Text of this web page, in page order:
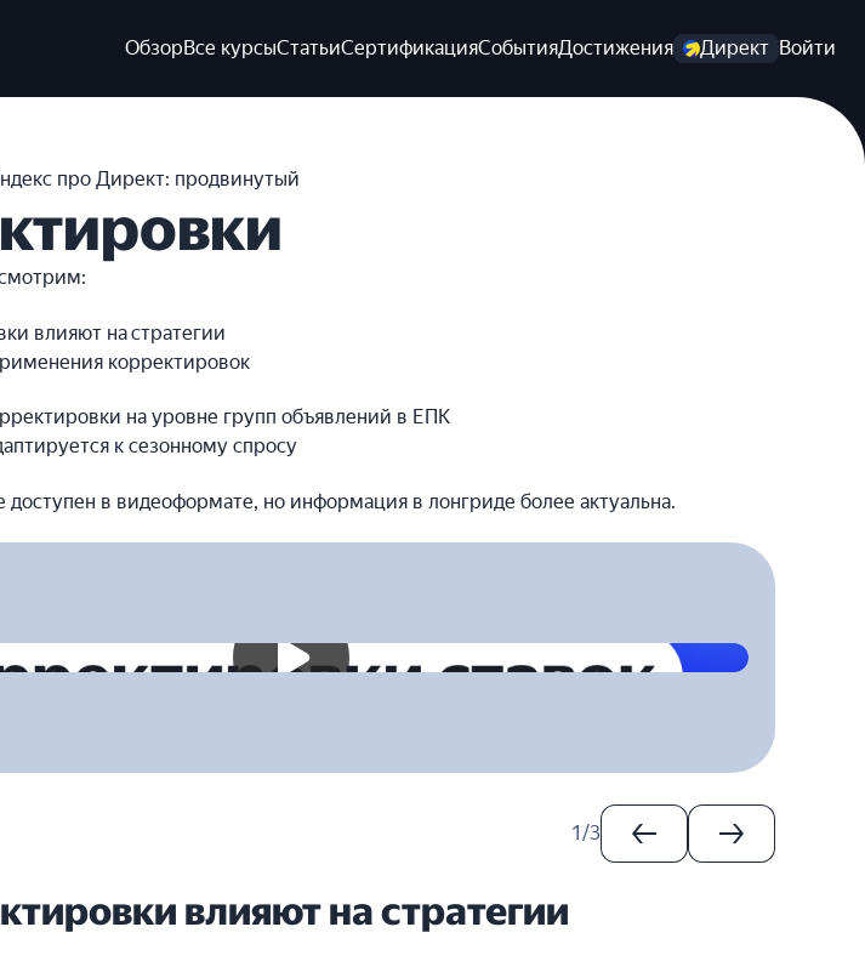
ОбзорВсе курсыСтатьиСертификацияСобытияДостижения Директ Войти
про Директ: продвинутый
влияют на стратегии
корректировок
на уровне групп объявлений в ЕПК
к сезонному спросу
доступен в видеоформате, но информация в лонгриде более актуальна.
1/3
влияют на стратегии